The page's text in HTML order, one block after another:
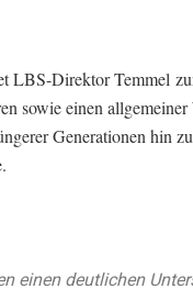
LBS-Direktor Temmel
sowie einen
Generationen hin
einen deutlichen